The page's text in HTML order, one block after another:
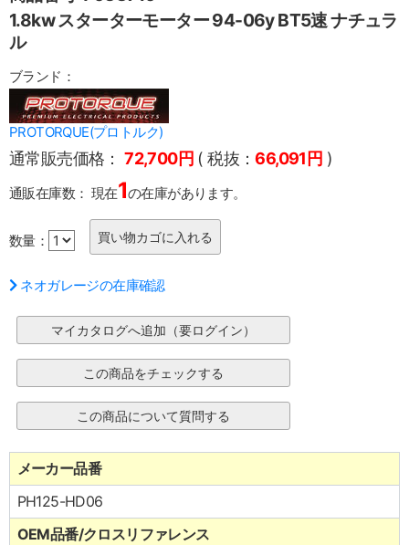
1.8kw スターターモーター 94-06y BT5速 ナチュラ
ル
ブランド：
PROTORQUE(プロトルク)
通常販売価格： 72,700円 ( 税抜：66,091円 )
通販在庫数： 現在1の在庫があります。
数量：
ネオガレージの在庫確認
メーカー品番
PH125-HD06
OEM品番/クロスリファレンス